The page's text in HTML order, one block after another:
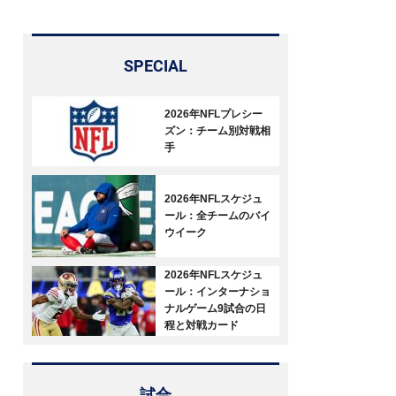
SPECIAL
2026年NFLプレシー
ズン：チーム別対戦相
手
2026年NFLスケジュ
ール：全チームのバイ
ウイーク
2026年NFLスケジュ
ール：インターナショ
ナルゲーム9試合の日
程と対戦カード